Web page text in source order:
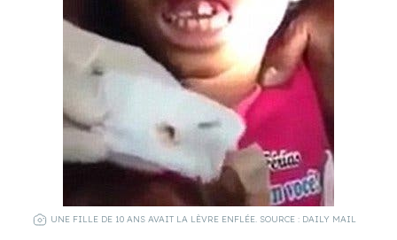
UNE FILLE DE 10 ANS AVAIT LA LÈVRE ENFLÉE. SOURCE : DAILY MAIL